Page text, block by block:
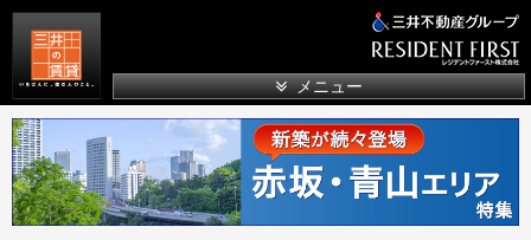
メニュー